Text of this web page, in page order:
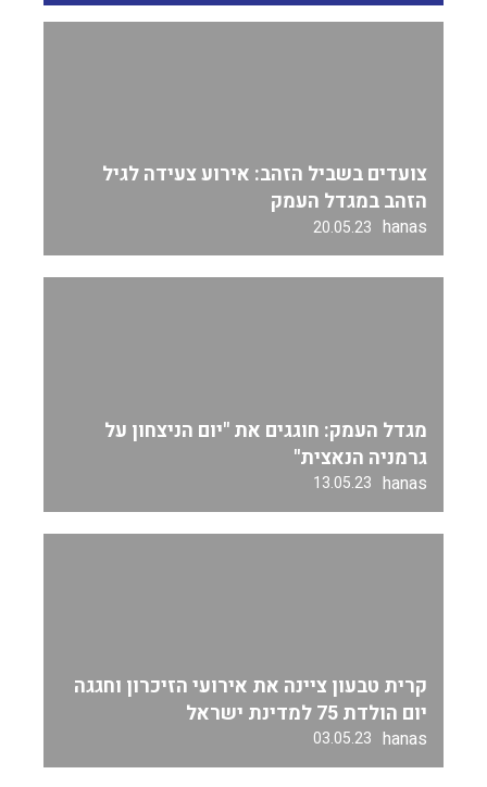
צועדים בשביל הזהב: אירוע צעידה לגיל
הזהב במגדל העמק
hanas
20.05.23
מגדל העמק: חוגגים את "יום הניצחון על
גרמניה הנאצית"
hanas
13.05.23
קרית טבעון ציינה את אירועי הזיכרון וחגגה
יום הולדת 75 למדינת ישראל
hanas
03.05.23